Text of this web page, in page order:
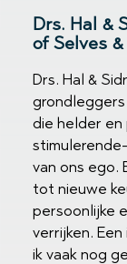
Drs. Hal &
of Selves
Drs. Hal &
die helder
van ons ego.
tot nieuwe
persoonlijke
verrijken.
ik vaak nog